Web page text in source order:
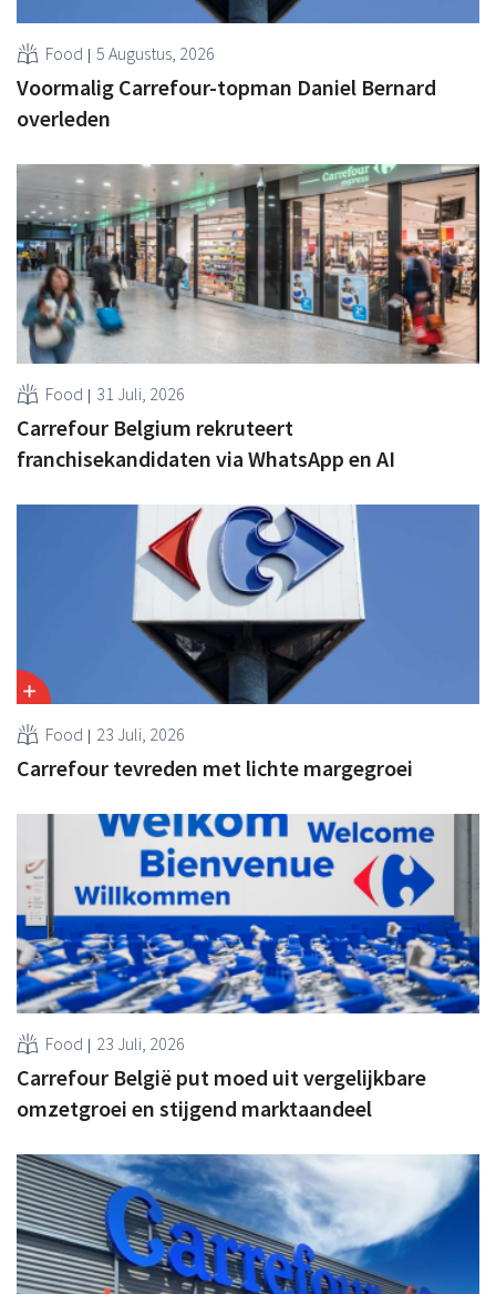
Food 5 Augustus, 2026
Voormalig Carrefour-topman Daniel Bernard
overleden
Food 31 Juli, 2026
Carrefour Belgium rekruteert
franchisekandidaten via WhatsApp en AI
Food 23 Juli, 2026
Carrefour tevreden met lichte margegroei
Food 23 Juli, 2026
Carrefour België put moed uit vergelijkbare
omzetgroei en stijgend marktaandeel